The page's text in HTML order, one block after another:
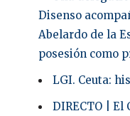
Disenso
Abelardo de la
posesión como
LGI. Ceuta:
DIRECTO | El